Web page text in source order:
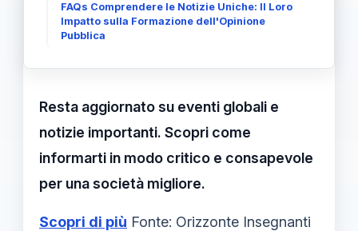
FAQs Comprendere le Notizie Uniche: Il Loro
Impatto sulla Formazione dell'Opinione
Pubblica
Resta aggiornato su eventi globali e
notizie importanti. Scopri come
informarti in modo critico e consapevole
per una società migliore.
Scopri di più Fonte: Orizzonte Insegnanti